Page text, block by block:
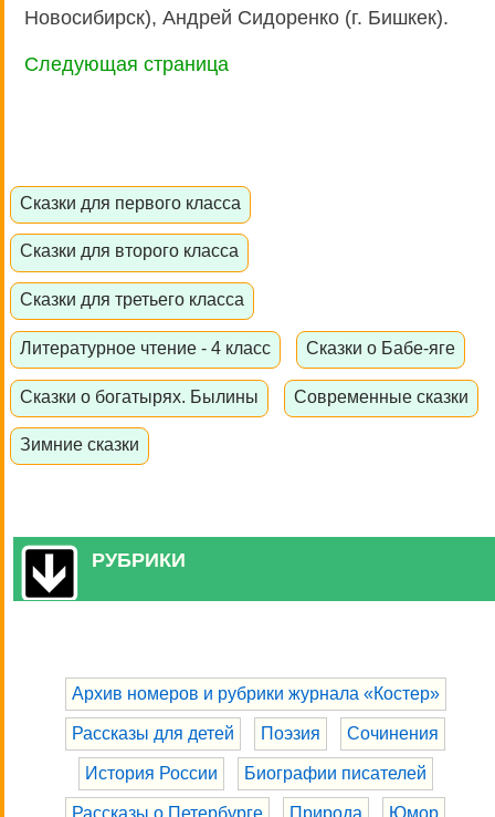
Новосибирск), Андрей Сидоренко (г. Бишкек).
Следующая страница
Сказки для первого класса
Сказки для второго класса
Сказки для третьего класса
Литературное чтение - 4 класс Сказки о Бабе-яге
Сказки о богатырях. Былины Современные сказки
Зимние сказки
РУБРИКИ
Архив номеров и рубрики журнала «Костер»
Рассказы для детей Поэзия Сочинения
История России Биографии писателей
Рассказы о Петербурге Природа Юмор